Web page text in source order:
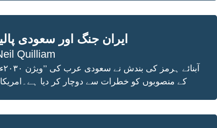
ایران جنگ اور سعودی
Quilliam
کے منصوبوں کو خطرات سے دوچار کر دیا